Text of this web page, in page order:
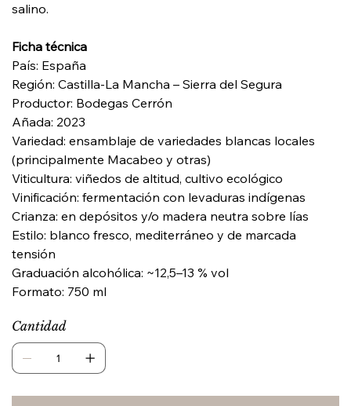
salino.
Ficha técnica
País: España
Región: Castilla-La Mancha – Sierra del Segura
Productor: Bodegas Cerrón
Añada: 2023
Variedad: ensamblaje de variedades blancas locales
(principalmente Macabeo y otras)
Viticultura: viñedos de altitud, cultivo ecológico
Vinificación: fermentación con levaduras indígenas
Crianza: en depósitos y/o madera neutra sobre lías
Estilo: blanco fresco, mediterráneo y de marcada
tensión
Graduación alcohólica: ~12,5–13 % vol
Formato: 750 ml
Cantidad